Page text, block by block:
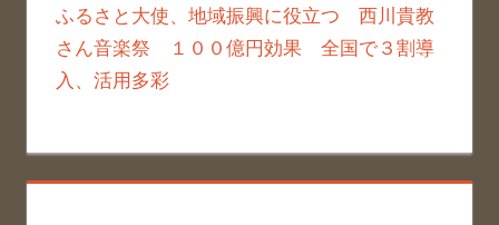
ふるさと大使、地域振興に役立つ 西川貴教
さん音楽祭 １００億円効果 全国で３割導
入、活用多彩